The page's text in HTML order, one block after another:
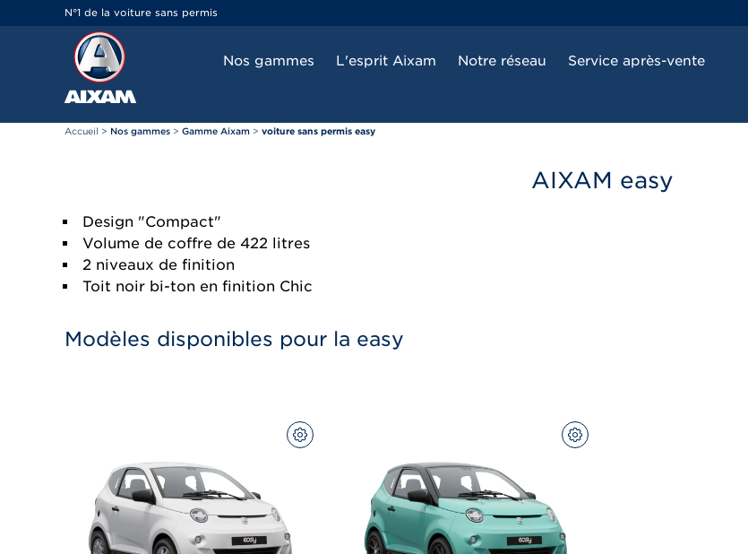
N°1 de la voiture sans permis
Nos gammes L'esprit Aixam Notre réseau Service après-vente
Accueil > Nos gammes > Gamme Aixam > voiture sans permis easy
AIXAM easy
Design "Compact"
Volume de coffre de 422 litres
2 niveaux de finition
Toit noir bi-ton en finition Chic
Modèles disponibles pour la easy
CONFIGUREZ CONFIGUREZ
Panneau de gestion des cookies